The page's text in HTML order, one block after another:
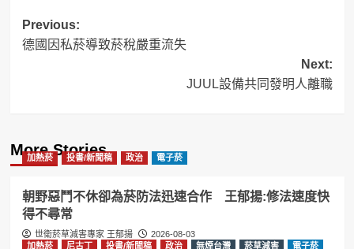
Post
navigation
Previous:
德國因私菸導致菸稅嚴重流失
Next:
JUUL設備共同發明人離職
More Stories
加熱菸 投書/新聞稿 政治 電子菸
朝野惡鬥不休卻為菸防法迅速合作 王郁揚:修法速度快
得不尋常
世衛菸草減害專家 王郁揚
2026-08-03
加熱菸
尼古丁 投書/新聞稿 政治 無煙台灣 菸草減害 電子菸